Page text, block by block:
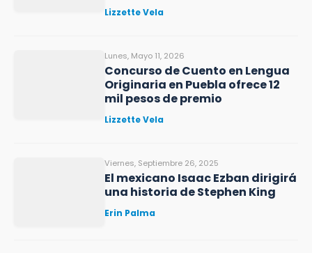
Lizzette Vela
Lunes, Mayo 11, 2026
Concurso de Cuento en Lengua
Originaria en Puebla ofrece 12
mil pesos de premio
Lizzette Vela
Viernes, Septiembre 26, 2025
El mexicano Isaac Ezban dirigirá
una historia de Stephen King
Erin Palma